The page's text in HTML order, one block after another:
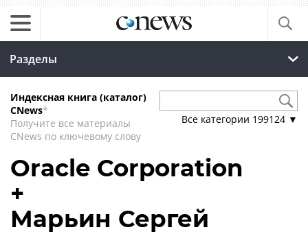
Разделы
Индексная книга (каталог)
CNews*
Получите все материалы
CNews по ключевому слову
Все категории 199124 ▼
Oracle Corporation
+
Марьин Сергей